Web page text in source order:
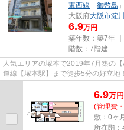
東西線 「 御幣島
大阪府大阪市淀
6.9万円
築年数：築7年 ｜
階数：7階建
人気エリアの塚本で2019年7月築の
道線【塚本駅】まで徒歩5分の好立
6.9万円
(管理費
敷：0ヶ
所在階：